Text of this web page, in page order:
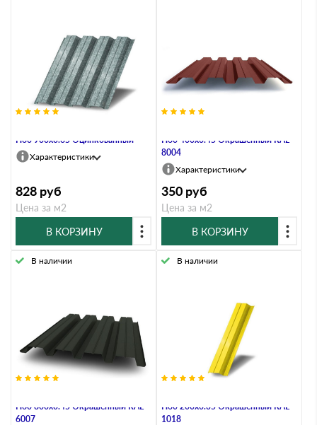
Н60 900х0.65 Оцинкованный
Характеристики
828 руб
Цена за м2
В КОРЗИНУ
Н60 400х0.45 Окрашенный RAL
8004
Характеристики
350 руб
Цена за м2
В КОРЗИНУ
Н60 800х0.45 Окрашенный RAL
6007
В наличии
Н60 200х0.35 Окрашенный RAL
1018
В наличии